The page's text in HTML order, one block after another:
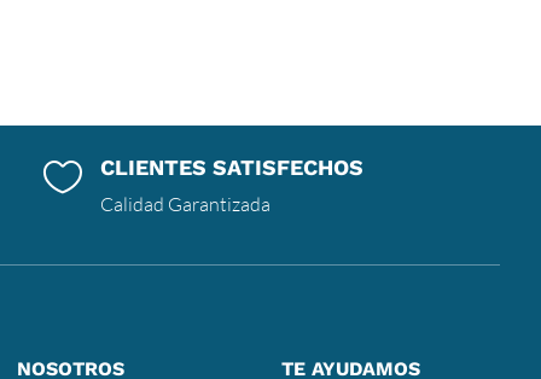
 CLIENTES SATISFECHOS
Calidad Garantizada
NOSOTROS TE AYUDAMOS